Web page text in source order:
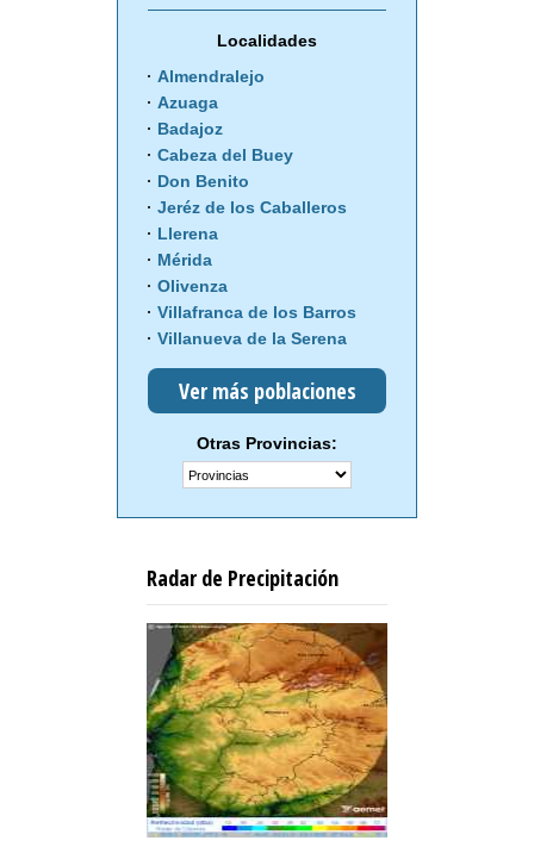
Localidades
Almendralejo
Azuaga
Badajoz
Cabeza del Buey
Don Benito
Jeréz de los Caballeros
Llerena
Mérida
Olivenza
Villafranca de los Barros
Villanueva de la Serena
Ver más poblaciones
Otras Provincias:
Radar de Precipitación